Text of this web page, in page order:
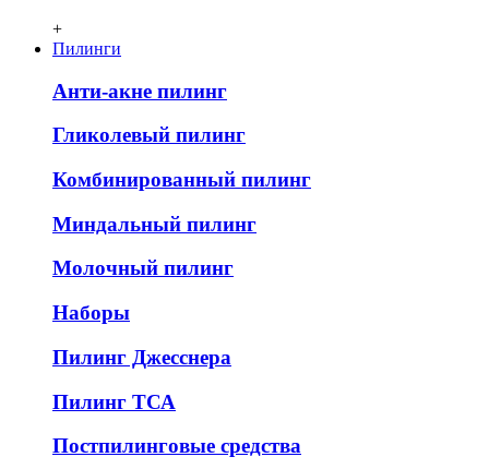
+
Пилинги
Анти-акне пилинг
Гликолевый пилинг
Комбинированный пилинг
Миндальный пилинг
Молочный пилинг
Наборы
Пилинг Джесснера
Пилинг ТСА
Постпилинговые средства